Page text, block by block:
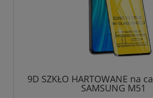
9D SZKŁO HARTOWANE na
SAMSUNG M51